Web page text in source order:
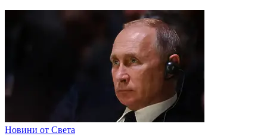
Новини от Света